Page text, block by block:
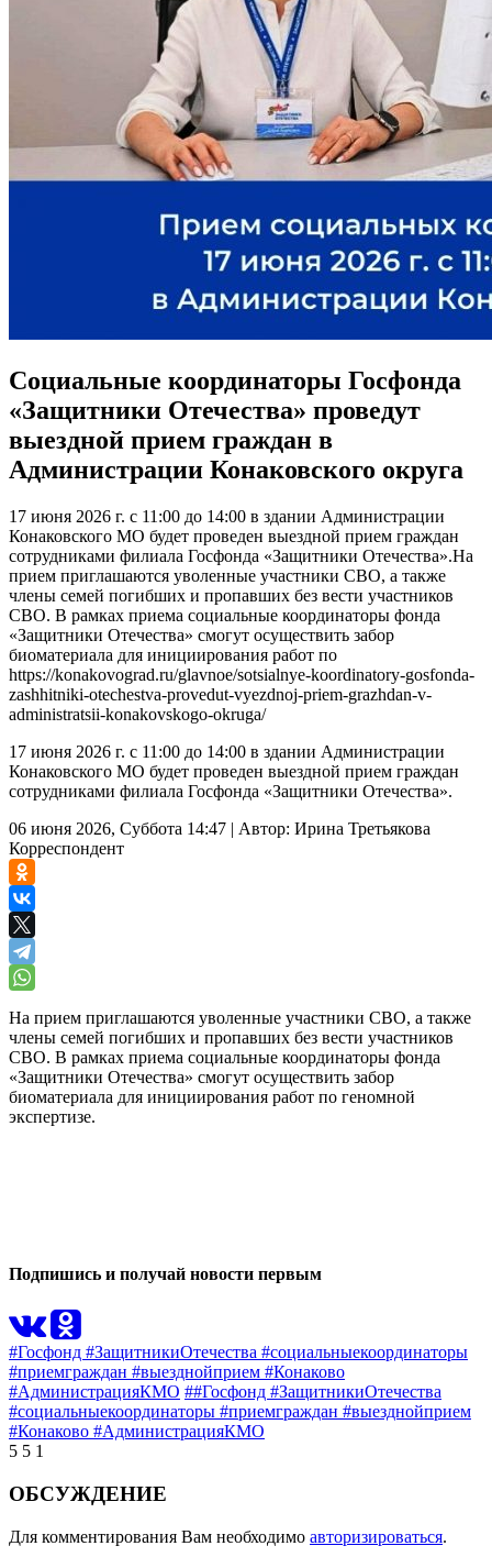
Социальные координаторы Госфонда
«Защитники Отечества» проведут
выездной прием граждан в
Администрации Конаковского округа
17 июня 2026 г. с 11:00 до 14:00 в здании Администрации
Конаковского МО будет проведен выездной прием граждан
сотрудниками филиала Госфонда «Защитники Отечества».На
прием приглашаются уволенные участники СВО, а также
члены семей погибших и пропавших без вести участников
СВО. В рамках приема социальные координаторы фонда
«Защитники Отечества» смогут осуществить забор
биоматериала для инициирования работ по
https://konakovograd.ru/glavnoe/sotsialnye-koordinatory-gosfonda-
zashhitniki-otechestva-provedut-vyezdnoj-priem-grazhdan-v-
administratsii-konakovskogo-okruga/
17 июня 2026 г. с 11:00 до 14:00 в здании Администрации
Конаковского МО будет проведен выездной прием граждан
сотрудниками филиала Госфонда «Защитники Отечества».
06 июня 2026, Суббота 14:47 | Автор: Ирина Третьякова
Корреспондент
На прием приглашаются уволенные участники СВО, а также
члены семей погибших и пропавших без вести участников
СВО. В рамках приема социальные координаторы фонда
«Защитники Отечества» смогут осуществить забор
биоматериала для инициирования работ по геномной
экспертизе.
Подпишись и получай новости первым
#Госфонд #ЗащитникиОтечества #социальныекоординаторы
#приемграждан #выезднойприем #Конаково
#АдминистрацияКМО ##Госфонд #ЗащитникиОтечества
#социальныекоординаторы #приемграждан #выезднойприем
#Конаково #АдминистрацияКМО
5 5 1
ОБСУЖДЕНИЕ
Для комментирования Вам необходимо авторизироваться.